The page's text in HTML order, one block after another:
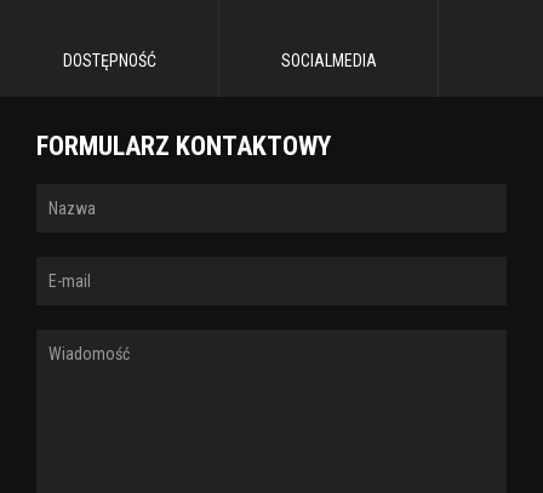
DOSTĘPNOŚĆ SOCIALMEDIA
FORMULARZ KONTAKTOWY